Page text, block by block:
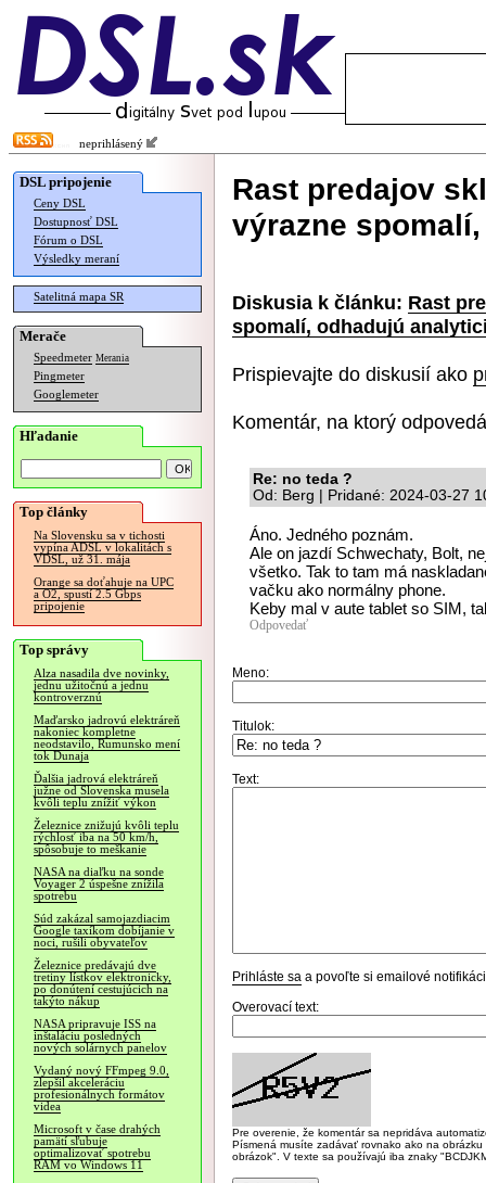
neprihlásený
DSL pripojenie
Ceny DSL
Dostupnosť DSL
Fórum o DSL
Výsledky meraní
Satelitná mapa SR
Merače
Speedmeter Merania
Pingmeter
Googlemeter
Hľadanie
Top články
Na Slovensku sa v tichosti
vypína ADSL v lokalitách s
VDSL, už 31. mája
Orange sa doťahuje na UPC
a O2, spustí 2.5 Gbps
pripojenie
Top správy
Alza nasadila dve novinky,
jednu užitočnú a jednu
kontroverznú
Maďarsko jadrovú elektráreň
nakoniec kompletne
neodstavilo, Rumunsko mení
tok Dunaja
Ďalšia jadrová elektráreň
južne od Slovenska musela
kvôli teplu znížiť výkon
Železnice znižujú kvôli teplu
rýchlosť iba na 50 km/h,
spôsobuje to meškanie
NASA na diaľku na sonde
Voyager 2 úspešne znížila
spotrebu
Súd zakázal samojazdiacim
Google taxíkom dobíjanie v
noci, rušili obyvateľov
Železnice predávajú dve
tretiny lístkov elektronicky,
po donútení cestujúcich na
takýto nákup
NASA pripravuje ISS na
inštaláciu posledných
nových solárnych panelov
Vydaný nový FFmpeg 9.0,
zlepšil akceleráciu
profesionálnych formátov
videa
Microsoft v čase drahých
pamätí sľubuje
optimalizovať spotrebu
RAM vo Windows 11
Rast predajov
výrazne
Diskusia k článku: Rast
spomalí, odhadujú
Prispievajte do diskusií ako
Komentár, na ktorý
Re: no teda ?
Od: Berg | Pridané: 2024-03-27
Áno. Jedného poznám.
Ale on jazdí Schwechaty, Bolt,
všetko. Tak to tam má
vačku ako normálny phone.
Keby mal v aute tablet so SIM,
Odpovedať
Meno:
Titulok:
Text:
Prihláste sa a povoľte si emailové
Overovací text:
Pre overenie, že komentár sa nepridáva
Písmená musíte zadávať rovnako ako na
obrázok". V texte sa používajú iba znaky